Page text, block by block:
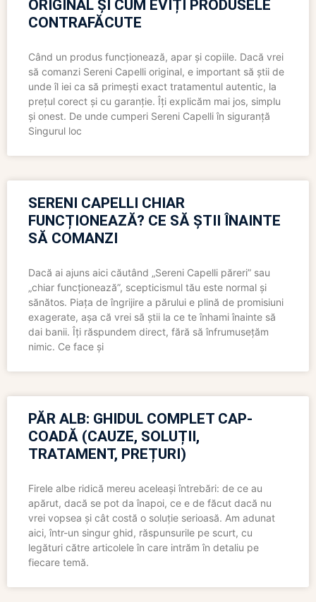
ORIGINAL ȘI CUM EVIȚI PRODUSELE
CONTRAFĂCUTE
Când un produs funcționează, apar și copiile. Dacă vrei
să comanzi Sereni Capelli original, e important să știi de
unde îl iei ca să primești exact tratamentul autentic, la
prețul corect și cu garanție. Îți explicăm mai jos, simplu
și onest. De unde cumperi Sereni Capelli în siguranță
Singurul loc
SERENI CAPELLI CHIAR
FUNCȚIONEAZĂ? CE SĂ ȘTII ÎNAINTE
SĂ COMANZI
Dacă ai ajuns aici căutând „Sereni Capelli păreri” sau
„chiar funcționează”, scepticismul tău este normal și
sănătos. Piața de îngrijire a părului e plină de promisiuni
exagerate, așa că vrei să știi la ce te înhami înainte să
dai banii. Îți răspundem direct, fără să înfrumusețăm
nimic. Ce face și
PĂR ALB: GHIDUL COMPLET CAP-
COADĂ (CAUZE, SOLUȚII,
TRATAMENT, PREȚURI)
Firele albe ridică mereu aceleași întrebări: de ce au
apărut, dacă se pot da înapoi, ce e de făcut dacă nu
vrei vopsea și cât costă o soluție serioasă. Am adunat
aici, într-un singur ghid, răspunsurile pe scurt, cu
legături către articolele în care intrăm în detaliu pe
fiecare temă.